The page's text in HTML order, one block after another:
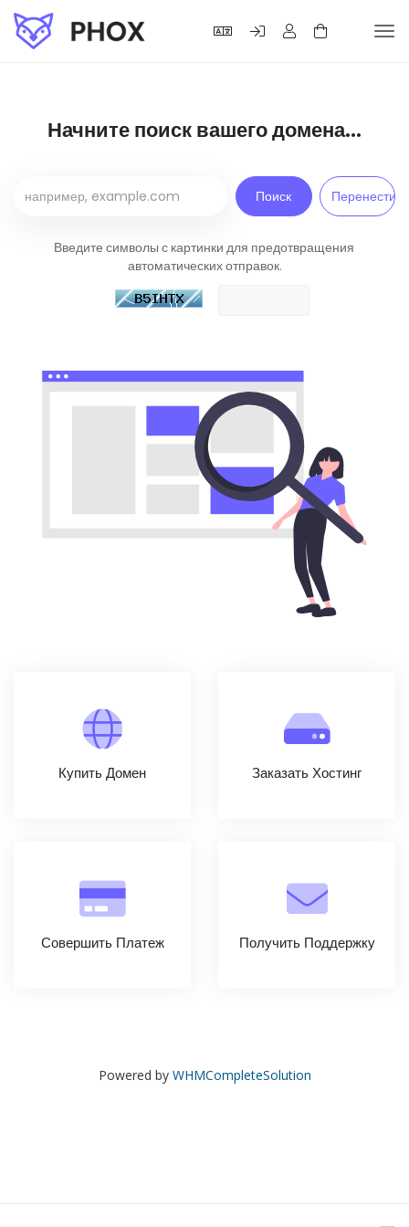
Начните поиск вашего домена...
Введите символы с картинки для предотвращения
автоматических отправок.
Купить Домен Заказать Хостинг
Совершить Платеж Получить Поддержку
Powered by WHMCompleteSolution